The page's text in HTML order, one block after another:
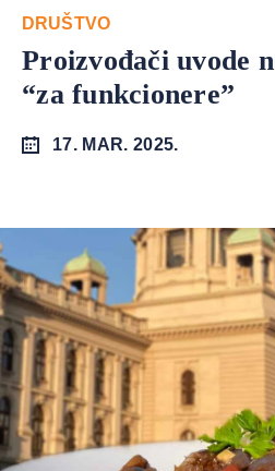
DRUŠTVO
Proizvođači uvode
“za funkcionere”
17. MAR. 2025.